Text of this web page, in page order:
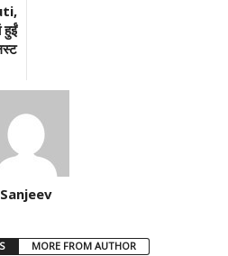
Sanjeev
MORE FROM AUTHOR